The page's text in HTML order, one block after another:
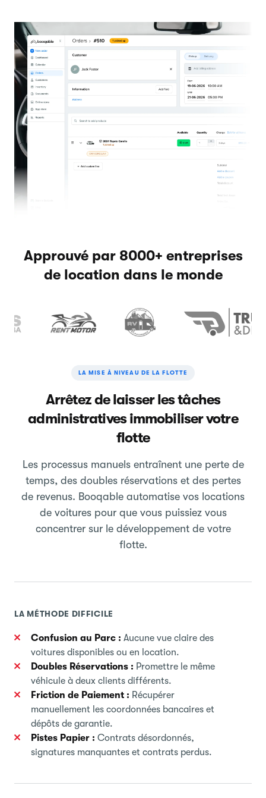
Approuvé par 8000+ entreprises
de location dans le monde
LA MISE À NIVEAU DE LA FLOTTE
Arrêtez de laisser les tâches
administratives immobiliser votre
flotte
Les processus manuels entraînent une perte de
temps, des doubles réservations et des pertes
de revenus. Booqable automatise vos locations
de voitures pour que vous puissiez vous
concentrer sur le développement de votre
flotte.
LA MÉTHODE DIFFICILE
Confusion au Parc : Aucune vue claire des
voitures disponibles ou en location.
Doubles Réservations : Promettre le même
véhicule à deux clients différents.
Friction de Paiement : Récupérer
manuellement les coordonnées bancaires et
dépôts de garantie.
Pistes Papier : Contrats désordonnés,
signatures manquantes et contrats perdus.